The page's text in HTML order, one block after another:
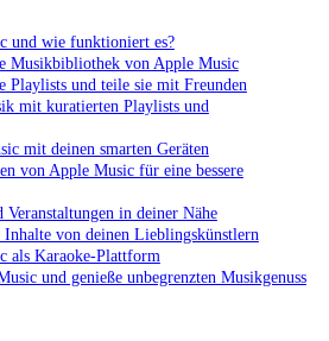
und wie funktioniert es?
Musikbibliothek von Apple Music
Playlists und teile sie mit Freunden
mit kuratierten Playlists und
mit deinen smarten Geräten
von Apple Music für eine bessere
in deiner Nähe
Inhalte von deinen Lieblingskünstlern
als Karaoke-Plattform
und genieße unbegrenzten Musikgenuss